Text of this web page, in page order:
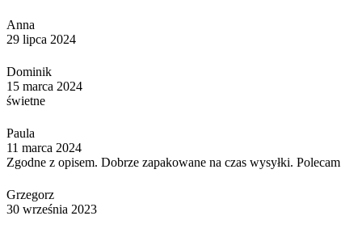
Anna
29 lipca 2024
Dominik
15 marca 2024
świetne
Paula
11 marca 2024
Zgodne z opisem. Dobrze zapakowane na czas wysyłki. Polecam
Grzegorz
30 września 2023